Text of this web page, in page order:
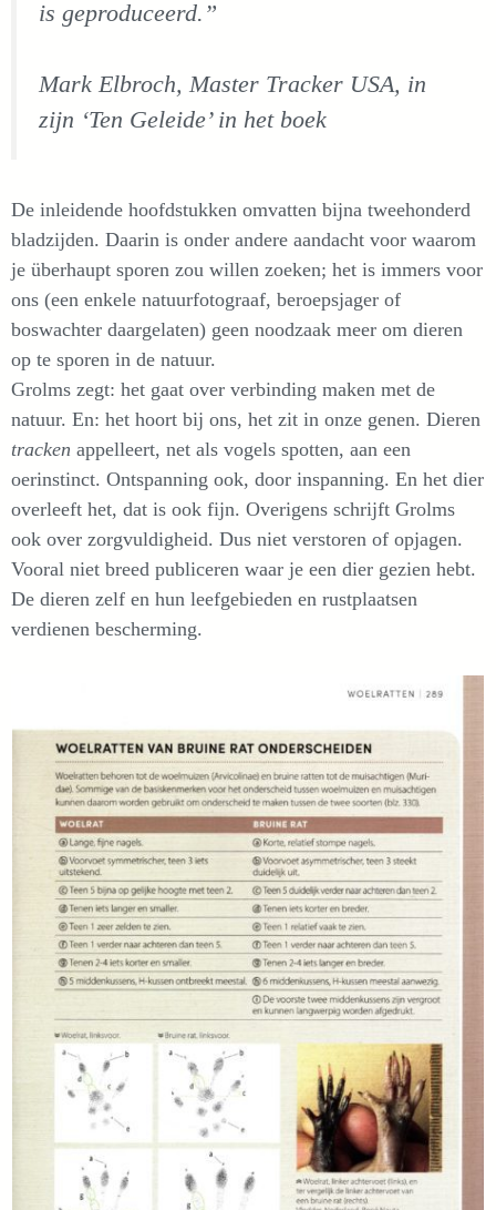
is geproduceerd.”
Mark Elbroch, Master Tracker USA, in
zijn ‘Ten Geleide’ in het boek
De inleidende hoofdstukken omvatten bijna tweehonderd
bladzijden. Daarin is onder andere aandacht voor waarom
je überhaupt sporen zou willen zoeken; het is immers voor
ons (een enkele natuurfotograaf, beroepsjager of
boswachter daargelaten) geen noodzaak meer om dieren
op te sporen in de natuur.
Grolms zegt: het gaat over verbinding maken met de
natuur. En: het hoort bij ons, het zit in onze genen. Dieren
tracken appelleert, net als vogels spotten, aan een
oerinstinct. Ontspanning ook, door inspanning. En het dier
overleeft het, dat is ook fijn. Overigens schrijft Grolms
ook over zorgvuldigheid. Dus niet verstoren of opjagen.
Vooral niet breed publiceren waar je een dier gezien hebt.
De dieren zelf en hun leefgebieden en rustplaatsen
verdienen bescherming.